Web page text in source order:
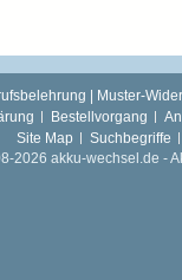
| Muster-
Bestellvorgang
Site Map
Suchbegriffe
2026 akku-wechsel.de -